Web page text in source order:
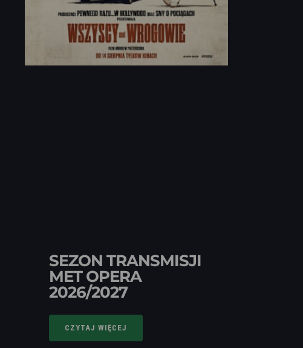
SEZON TRANSMISJI
MET OPERA
2026/2027
CZYTAJ WIĘCEJ